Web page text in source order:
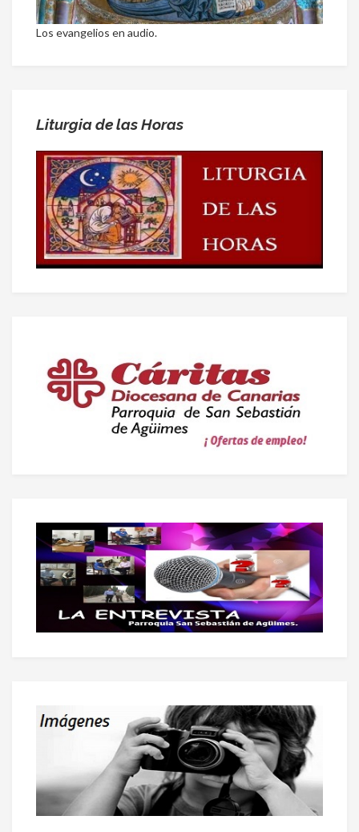
Los evangelios en audio.
Liturgia de las Horas